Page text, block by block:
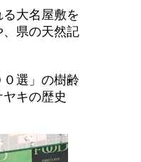
大名屋敷を
県の天然記
選」の樹齢
キの歴史